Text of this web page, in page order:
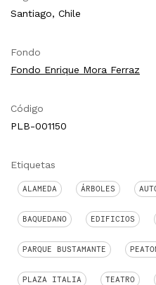
Santiago, Chile
Fondo
Fondo Enrique Mora Ferraz
Código
PLB-001150
Etiquetas
ALAMEDA ÁRBOLES
BAQUEDANO EDIFICIOS
PARQUE BUSTAMANTE
PLAZA ITALIA TEATRO